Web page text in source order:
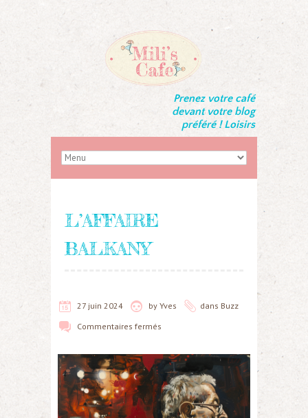
Prenez votre café
devant votre blog
préféré ! Loisirs
L’AFFAIRE
BALKANY
27 juin 2024 by Yves dans Buzz
Commentaires fermés